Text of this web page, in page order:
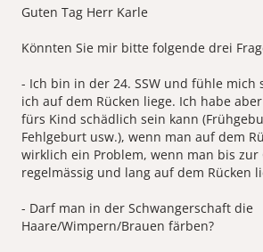
Guten Tag Herr Karle
Könnten Sie mir bitte folgende drei
- Ich bin in der 24. SSW und fühle mich
ich auf dem Rücken liege. Ich habe
fürs Kind schädlich sein kann
Fehlgeburt usw.), wenn man auf dem
wirklich ein Problem, wenn man bis zur
regelmässig und lang auf dem Rücken
- Darf man in der Schwangerschaft die
Haare/Wimpern/Brauen färben?